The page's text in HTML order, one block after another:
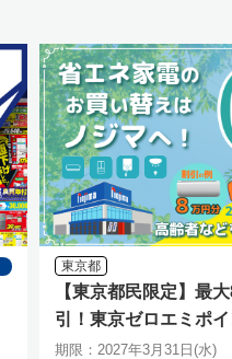
東京都
【東京都民限定】最
引！東京ゼロエミポ
ジマ！エアコン拡充開
期限：2027年3月31日(水)